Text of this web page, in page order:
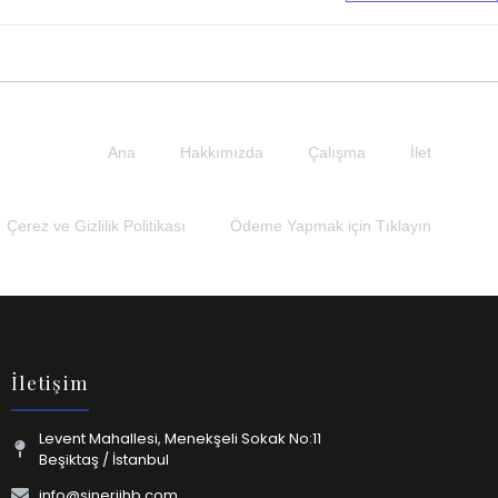
Ana Hakkımızda Çalışma İlet
Çerez ve Gizlilik Politikası Ödeme Yapmak için Tıklayın
İletişim
Levent Mahallesi, Menekşeli Sokak No:11
Beşiktaş / İstanbul